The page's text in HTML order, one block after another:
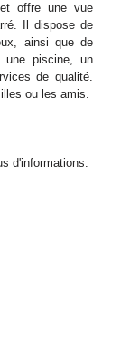
offre une vue
Il dispose de
ainsi que de
une piscine, un
de qualité.
ou les amis.
d'informations.